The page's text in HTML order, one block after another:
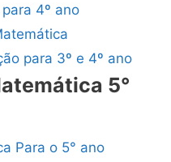
4º ano
para 3º e 4º ano
5°
Para o 5° ano